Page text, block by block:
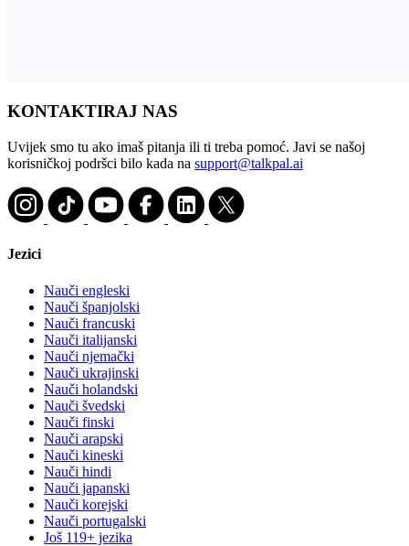
KONTAKTIRAJ NAS
Uvijek smo tu ako imaš pitanja ili ti treba pomoć. Javi se našoj
korisničkoj podršci bilo kada na support@talkpal.ai
Jezici
Nauči engleski
Nauči španjolski
Nauči francuski
Nauči italijanski
Nauči njemački
Nauči ukrajinski
Nauči holandski
Nauči švedski
Nauči finski
Nauči arapski
Nauči kineski
Nauči hindi
Nauči japanski
Nauči korejski
Nauči portugalski
Još 119+ jezika